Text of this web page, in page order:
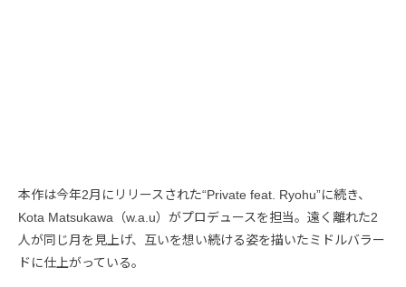
本作は今年2月にリリースされた“Private feat. Ryohu”に続き、
Kota Matsukawa（w.a.u）がプロデュースを担当。遠く離れた2
人が同じ月を見上げ、互いを想い続ける姿を描いたミドルバラー
ドに仕上がっている。